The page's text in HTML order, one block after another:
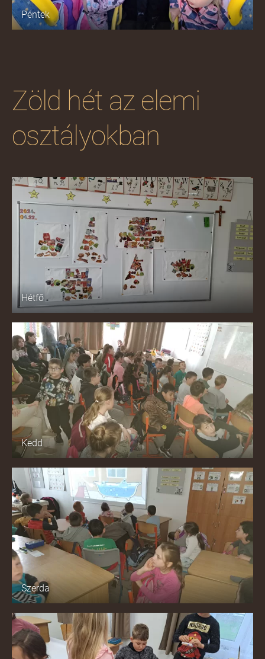
Péntek
Zöld hét az elemi
osztályokban
Hétfő
Kedd
Szerda